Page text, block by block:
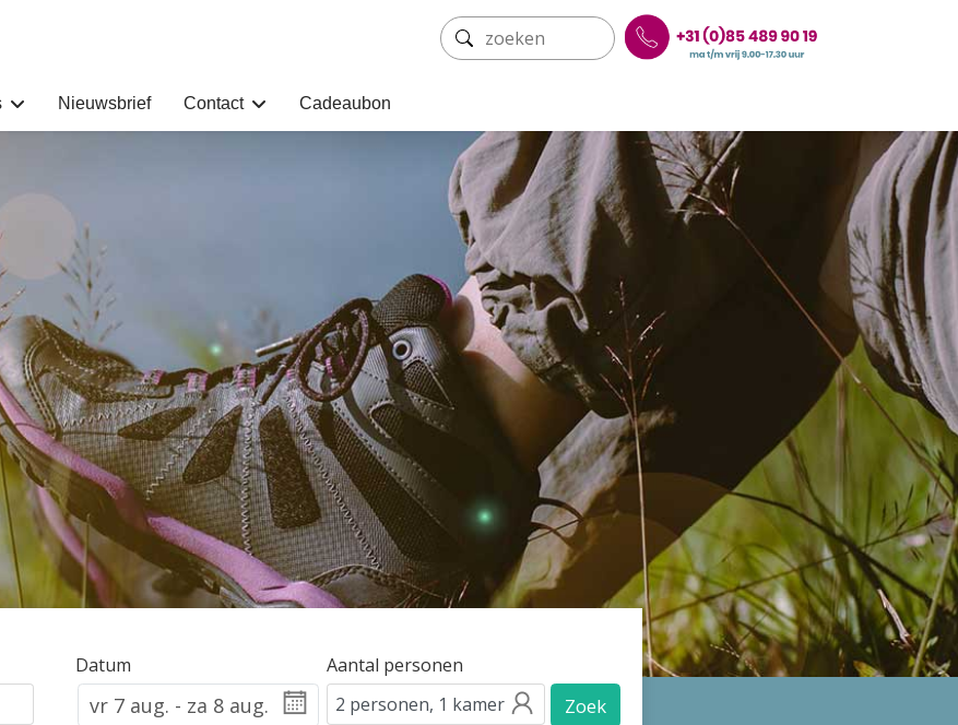
Nieuwsbrief Contact Cadeaubon
Datum Aantal personen
Zoek